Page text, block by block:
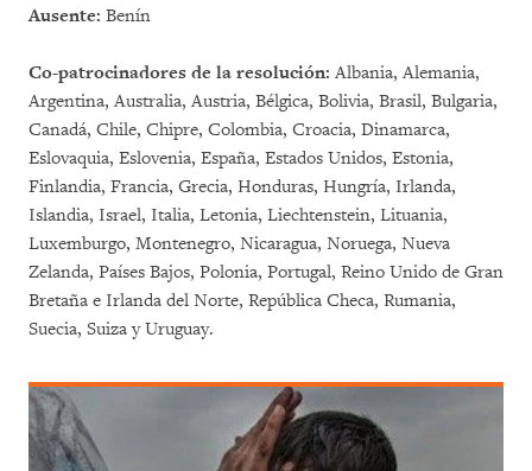
Ausente: Benín
Co-patrocinadores de la resolución:Albania, Alemania,
Argentina, Australia, Austria, Bélgica, Bolivia, Brasil, Bulgaria,
Canadá, Chile, Chipre, Colombia, Croacia, Dinamarca,
Eslovaquia, Eslovenia, España, Estados Unidos, Estonia,
Finlandia, Francia, Grecia, Honduras, Hungría, Irlanda,
Islandia, Israel, Italia, Letonia, Liechtenstein, Lituania,
Luxemburgo, Montenegro, Nicaragua, Noruega, Nueva
Zelanda, Países Bajos, Polonia, Portugal, Reino Unido de Gran
Bretaña e Irlanda del Norte, República Checa, Rumania,
Suecia, Suiza y Uruguay.